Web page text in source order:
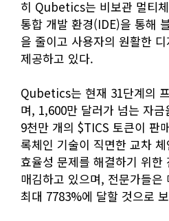
히 Qubetics는 비보관 멀티
통합 개발 환경(IDE)을 통해
을 줄이고 사용자의 원활한
제공하고 있다.
Qubetics는 현재 31단계의
며, 1,600만 달러가 넘는 자
9천만 개의 $TICS 토큰이 판
록체인 기술이 직면한 교차
효율성 문제를 해결하기 위한
매김하고 있으며, 전문가들은
최대 7783%에 달할 것으로